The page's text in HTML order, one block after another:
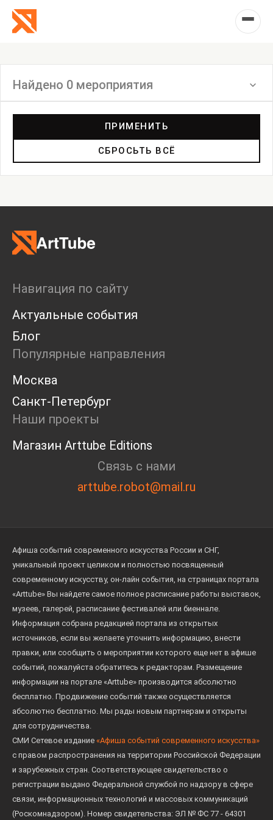
Найдено 0 мероприятия
Дискуссия
Пост-релиз
Пресс-конференция
Ярмарка
Open call
Экскурсия
Дискуссия
Cosmoscow 2024
Blazar 2024
Встречи
Круглый стол
ПРИМЕНИТЬ
СБРОСЬТЬ ВСЁ
Навигация по сайту
Актуальные события
Блог
Популярные направления
Москва
Санкт-Петербург
Наши проекты
Магазин Arttube Editions
Связь с нами
arttube.robot@mail.ru
Афиша событий современного искусства России и СНГ,
уникальный проект целиком и полностью посвященный
современному искусству, он-лайн события, на страницах портала
«Arttube» Вы найдете самое полное расписание работы выставок,
музеев, галерей, расписание фестивалей или биеннале.
Информация собрана редакцией портала из открытых
источников, если вы желаете уточнить информацию, внести
правки, или сообщить о мероприятии которого еще нет в афише
событий, пожалуйста обратитесь к редакторам. Размещение
информации на портале «Arttube» производится абсолютно
бесплатно. Продвижение событий также осуществляется
абсолютно бесплатно. Мы рады новым партнерам и открыты
для сотрудничества.
СМИ Сетевое издание «Афиша событий современного искусства»
с правом распространения на территории Российской Федерации
и зарубежных стран. Соответствующее свидетельство о
регистрации выдано Федеральной службой по надзору в сфере
связи, информационных технологий и массовых коммуникаций
(Роскомнадзором). Номер свидетельства: ЭЛ № ФС 77 - 64301